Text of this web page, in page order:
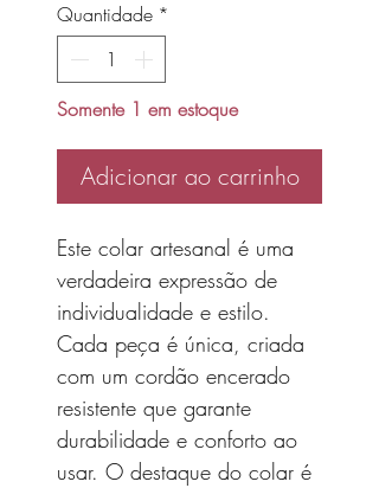
Quantidade *
Somente 1 em estoque
Adicionar ao carrinho
Este colar artesanal é uma
verdadeira expressão de
individualidade e estilo.
Cada peça é única, criada
com um cordão encerado
resistente que garante
durabilidade e conforto ao
usar. O destaque do colar é